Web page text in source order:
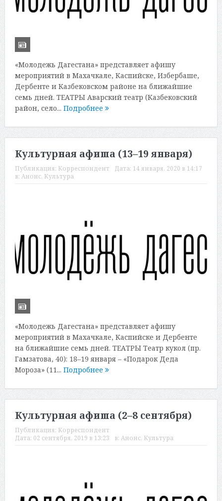
«Молодежь Дагестана» представляет афишу
мероприятий в Махачкале, Каспийске, Избербаше,
Дербенте и Казбековском районе на ближайшие
семь дней. ТЕАТРЫ Аварский театр (Казбековский
район, село... Подробнее
Культурная афиша (13–19 января)
Публикация: Корреспондент Дата: 14 января, 2020 в 14:17
в: Анонс, Культура
«Молодежь Дагестана» представляет афишу
мероприятий в Махачкале, Каспийске и Дербенте
на ближайшие семь дней. ТЕАТРЫ Театр кукол (пр.
Гамзатова, 40): 18–19 января – «Подарок Деда
Мороза» (11... Подробнее
Культурная афиша (2–8 сентября)
Публикация: Корреспондент
Дата: 02 сентября, 2019 в 13:23 в: Анонс, Культура